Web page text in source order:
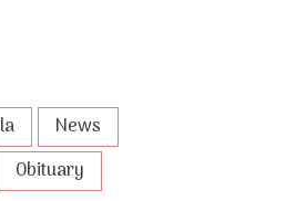
News
Obituary